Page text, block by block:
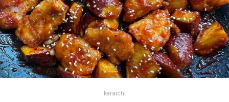
karaichi